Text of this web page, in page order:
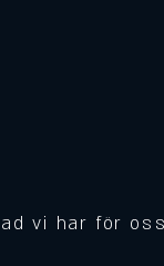
vi har för